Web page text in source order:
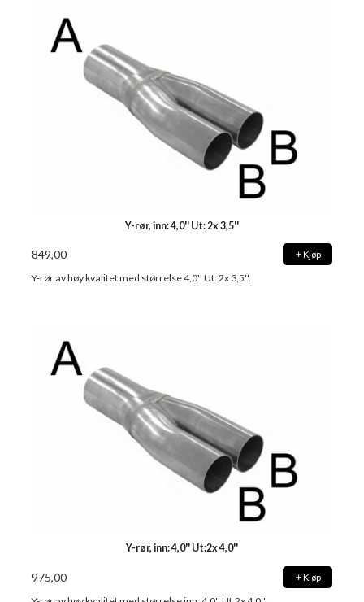
Y-rør, inn: 4,0'' Ut: 2x 3,5''
849,00 Kjøp
Y-rør av høy kvalitet med størrelse 4,0'' Ut: 2x 3,5''.
Y-rør, inn: 4,0'' Ut:2x 4,0''
975,00 Kjøp